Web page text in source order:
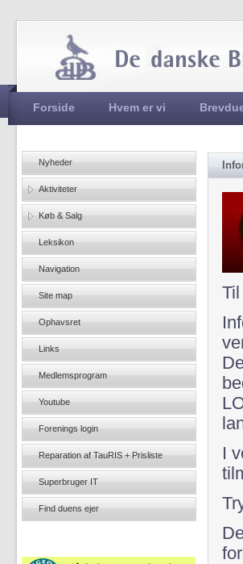
Hovedmenu
Forside Hvem er vi
I
Nyheder
Aktiviteter
Køb & Salg
Leksikon
Navigation
Site map
Ophavsret
Links
Medlemsprogram
Youtube
Forenings login
Reparation af TauRIS + Prisliste
Superbruger IT
Find duens ejer